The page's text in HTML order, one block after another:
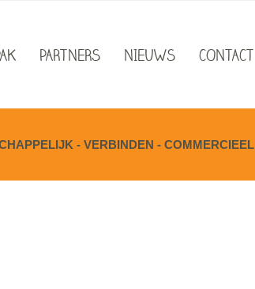
PARTNERS NIEUWS CONTACT
- VERBINDEN - COMMERCIEEL